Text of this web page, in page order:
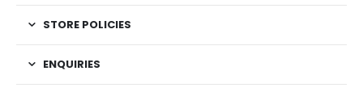
STORE POLICIES
ENQUIRIES